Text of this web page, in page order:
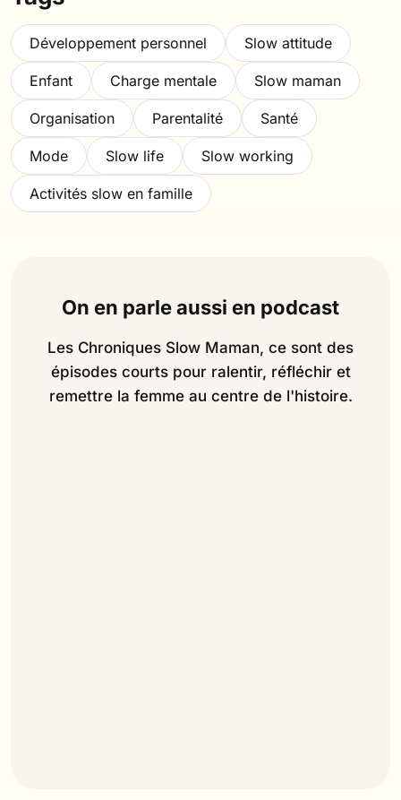
Développement personnel Slow attitude
Enfant Charge mentale Slow maman
Organisation Parentalité Santé
Mode Slow life Slow working
Activités slow en famille
On en parle aussi en podcast
Les Chroniques Slow Maman, ce sont des
épisodes courts pour ralentir, réfléchir et
remettre la femme au centre de l'histoire.